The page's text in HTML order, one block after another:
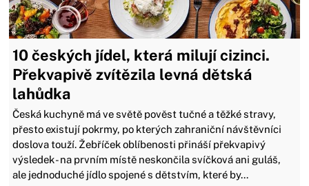
10 českých jídel, která milují cizinci.
Překvapivě zvítězila levná dětská
lahůdka
Česká kuchyně má ve světě pověst tučné a těžké stravy,
přesto existují pokrmy, po kterých zahraniční návštěvníci
doslova touží. Žebříček oblíbenosti přináší překvapivý
výsledek - na prvním místě neskončila svíčková ani guláš,
ale jednoduché jídlo spojené s dětstvím, které by...